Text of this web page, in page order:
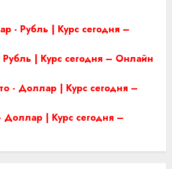
- Рубль | Курс сегодня –
Рубль | Курс сегодня – Онлайн
- Доллар | Курс сегодня –
Доллар | Курс сегодня –